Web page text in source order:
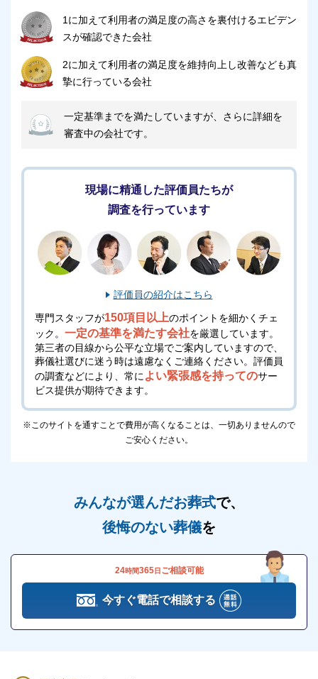
1に加えて利用者の満足度の高さを裏付けるエビデン
スが確認できた会社
2に加えて利用者の満足度を維持向上し改善なども真
摯に行っている会社
一定基準までを満たしていますが、さらに詳細を
審査中の会社です。
現場に精通した評価員たちが
調査を行っています
評価員の紹介はこちら
専門スタッフが150項目以上のポイントを細かくチェ
ック。 一定の基準を満たす会社を厳選しています。
第三者の目線から公平な立場でご案内していますので、
葬儀社選びに迷う時は遠慮なくご連絡ください。 評価員
の調査などにより、常に よい緊張感を持ってのサー
ビス提供が期待できます。
※このサイトを通すことで費用が高くなることは、一切ありませんので
ご安心ください。
みんなが選んだお葬式で、
後悔のない葬儀を
24時間365日 ご相談可能
今すぐ電話で相談する